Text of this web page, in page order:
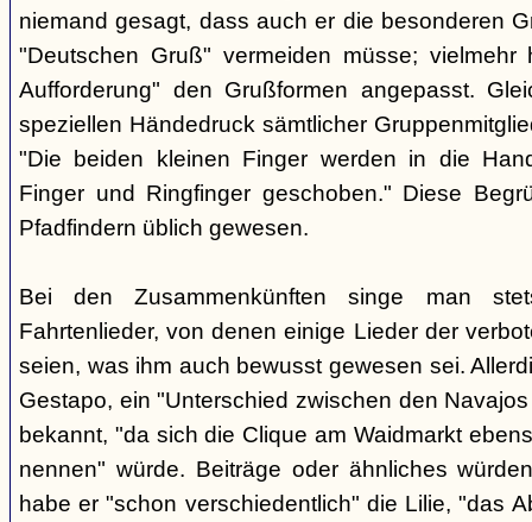
niemand gesagt, dass auch er die besonderen
"Deutschen Gruß" vermeiden müsse;
Aufforderung" den Grußformen angepasst.
speziellen Händedruck sämtlicher
"Die beiden kleinen Finger werden in die
Finger und Ringfinger geschoben." Diese
Pfadfindern üblich gewesen.
Bei den Zusammenkünften singe man
Fahrtenlieder, von denen einige Lieder der
seien, was ihm auch bewusst gewesen sei.
Gestapo, ein "Unterschied zwischen den
bekannt, "da sich die Clique am Waidmarkt
nennen" würde. Beiträge oder ähnliches
habe er "schon verschiedentlich" die Lilie, "das